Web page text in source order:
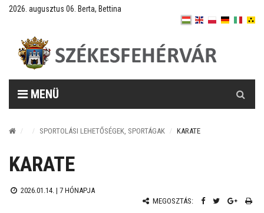
2026. augusztus 06. Berta, Bettina
MENÜ
SPORTOLÁSI LEHETŐSÉGEK, SPORTÁGAK KARATE
KARATE
2026.01.14. | 7 HÓNAPJA
MEGOSZTÁS: